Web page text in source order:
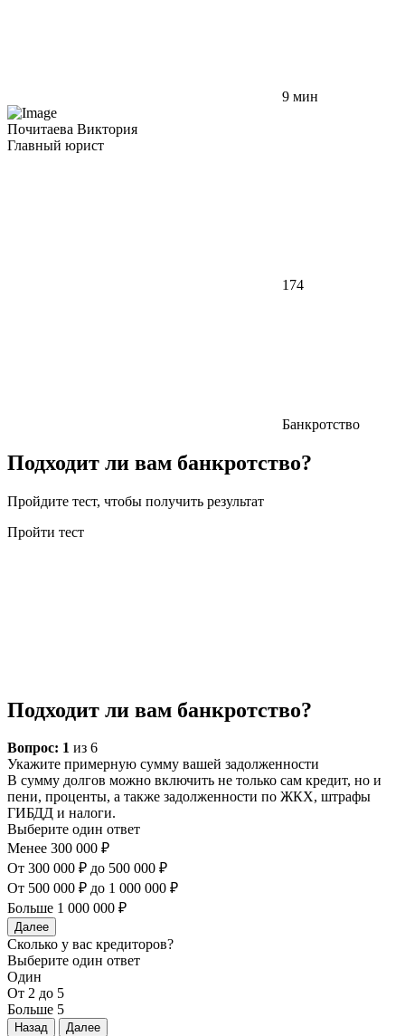
9 мин
Почитаева Виктория
Главный юрист
174
Банкротство
Подходит ли вам банкротство?
Пройдите тест, чтобы получить результат
Пройти тест
Подходит ли вам банкротство?
Вопрос: 1 из 6
Укажите примерную сумму вашей задолженности
В сумму долгов можно включить не только сам кредит, но и
пени, проценты, а также задолженности по ЖКХ, штрафы
ГИБДД и налоги.
Выберите один ответ
Менее 300 000 ₽
От 300 000 ₽ до 500 000 ₽
От 500 000 ₽ до 1 000 000 ₽
Больше 1 000 000 ₽
Далее
Сколько у вас кредиторов?
Выберите один ответ
Один
От 2 до 5
Больше 5
Назад Далее